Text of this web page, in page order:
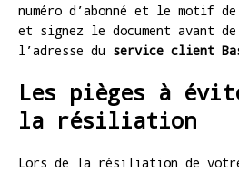
numéro d’abonné et le motif
et signez le document avant
l’adresse du service client
Les pièges à
la résiliation
Lors de la résiliation de votre